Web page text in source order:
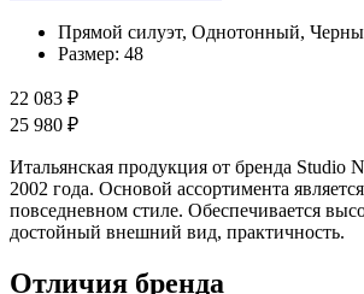
Прямой силуэт, Однотонный,
Размер: 48
22 083 ₽
25 980 ₽
Итальянская продукция от бренда Studio
2002 года. Основой ассортимента
повседневном стиле. Обеспечивается
достойный внешний вид, практичность.
Отличия бренда